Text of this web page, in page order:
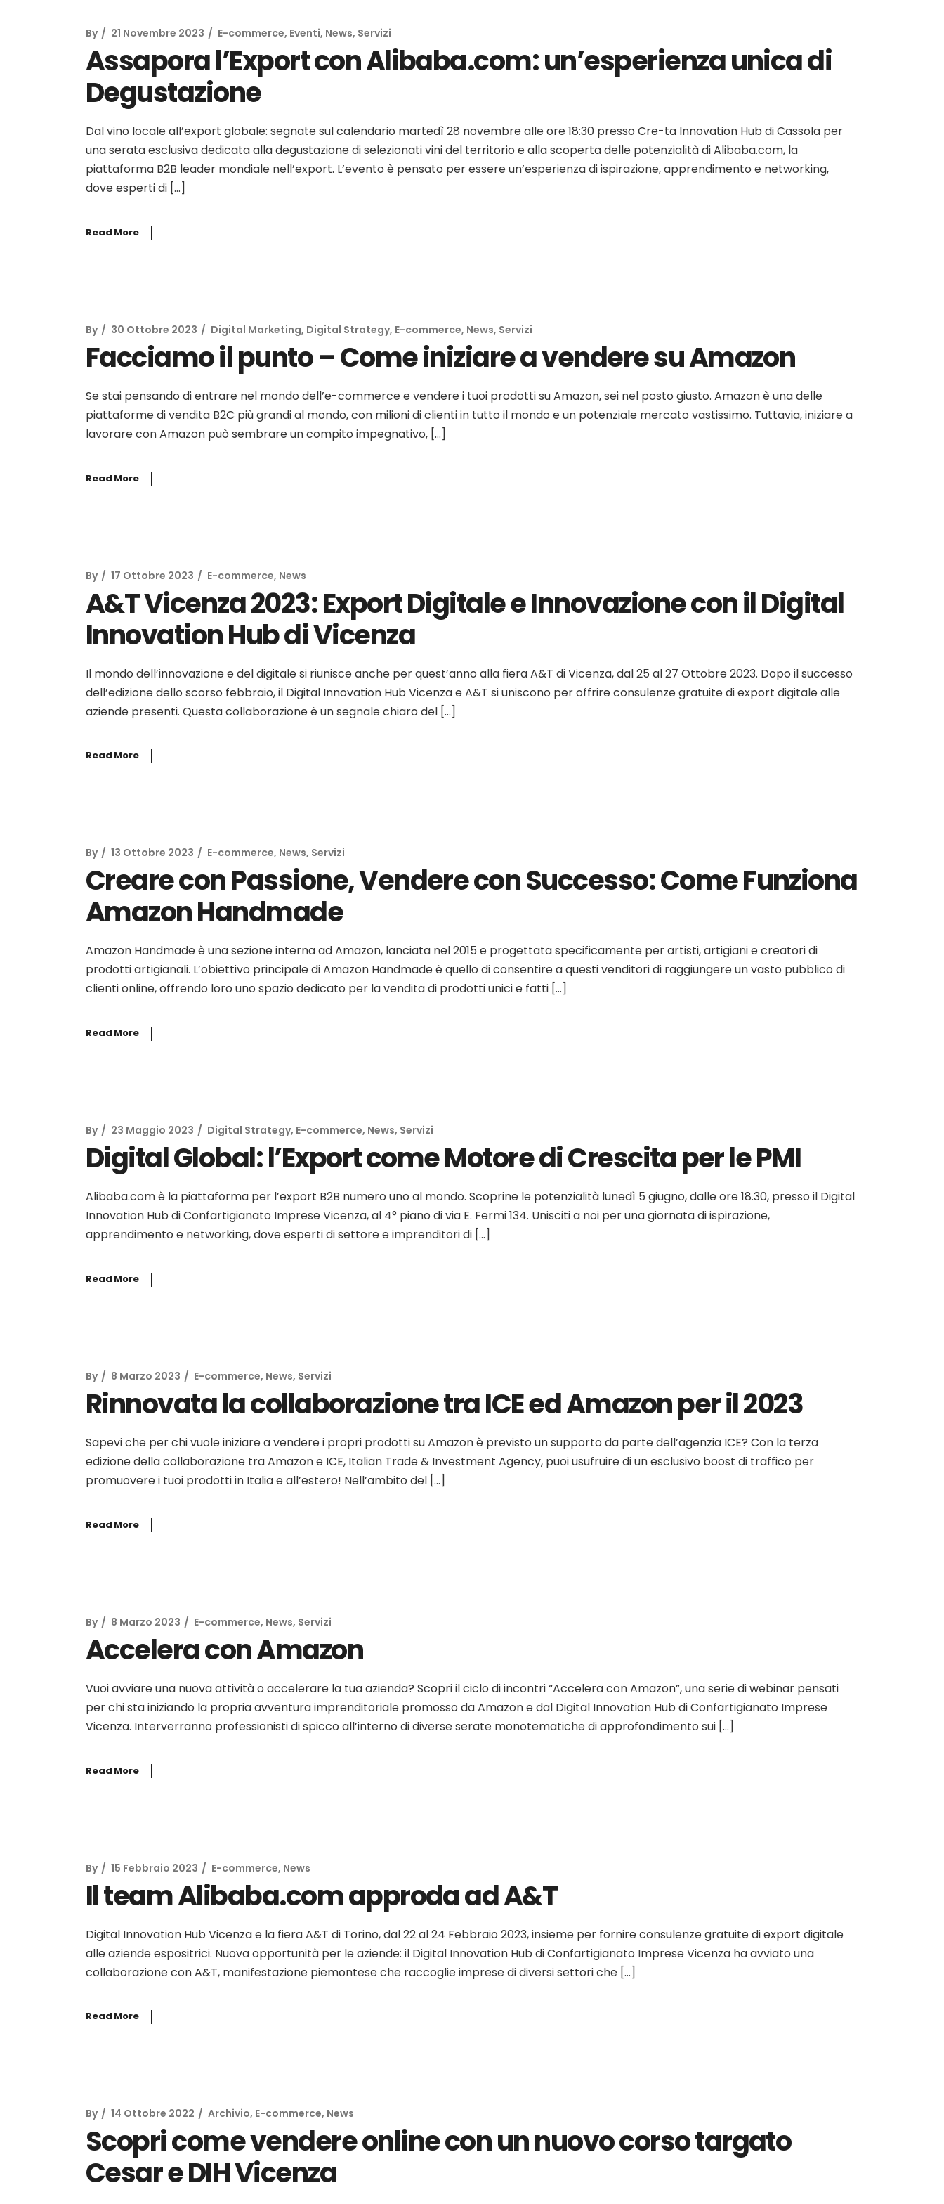
By 21 Novembre 2023 E-commerce, Eventi, News, Servizi
Assapora l’Export con Alibaba.com: un’esperienza unica di
Degustazione
Dal vino locale all’export globale: segnate sul calendario martedì 28 novembre alle ore 18:30 presso Cre-ta Innovation Hub di Cassola per
una serata esclusiva dedicata alla degustazione di selezionati vini del territorio e alla scoperta delle potenzialità di Alibaba.com, la
piattaforma B2B leader mondiale nell’export. L’evento è pensato per essere un’esperienza di ispirazione, apprendimento e networking,
dove esperti di […]
Read More
By 30 Ottobre 2023 Digital Marketing, Digital Strategy, E-commerce, News, Servizi
Facciamo il punto – Come iniziare a vendere su Amazon
Se stai pensando di entrare nel mondo dell’e-commerce e vendere i tuoi prodotti su Amazon, sei nel posto giusto. Amazon è una delle
piattaforme di vendita B2C più grandi al mondo, con milioni di clienti in tutto il mondo e un potenziale mercato vastissimo. Tuttavia, iniziare a
lavorare con Amazon può sembrare un compito impegnativo, […]
Read More
By 17 Ottobre 2023 E-commerce, News
A&T Vicenza 2023: Export Digitale e Innovazione con il Digital
Innovation Hub di Vicenza
Il mondo dell’innovazione e del digitale si riunisce anche per quest’anno alla fiera A&T di Vicenza, dal 25 al 27 Ottobre 2023. Dopo il successo
dell’edizione dello scorso febbraio, il Digital Innovation Hub Vicenza e A&T si uniscono per offrire consulenze gratuite di export digitale alle
aziende presenti. Questa collaborazione è un segnale chiaro del […]
Read More
By 13 Ottobre 2023 E-commerce, News, Servizi
Creare con Passione, Vendere con Successo: Come Funziona
Amazon Handmade
Amazon Handmade è una sezione interna ad Amazon, lanciata nel 2015 e progettata specificamente per artisti, artigiani e creatori di
prodotti artigianali. L’obiettivo principale di Amazon Handmade è quello di consentire a questi venditori di raggiungere un vasto pubblico di
clienti online, offrendo loro uno spazio dedicato per la vendita di prodotti unici e fatti […]
Read More
By 23 Maggio 2023 Digital Strategy, E-commerce, News, Servizi
Digital Global: l’Export come Motore di Crescita per le PMI
Alibaba.com è la piattaforma per l’export B2B numero uno al mondo. Scoprine le potenzialità lunedì 5 giugno, dalle ore 18.30, presso il Digital
Innovation Hub di Confartigianato Imprese Vicenza, al 4° piano di via E. Fermi 134. Unisciti a noi per una giornata di ispirazione,
apprendimento e networking, dove esperti di settore e imprenditori di […]
Read More
By 8 Marzo 2023 E-commerce, News, Servizi
Rinnovata la collaborazione tra ICE ed Amazon per il 2023
Sapevi che per chi vuole iniziare a vendere i propri prodotti su Amazon è previsto un supporto da parte dell’agenzia ICE? Con la terza
edizione della collaborazione tra Amazon e ICE, Italian Trade & Investment Agency, puoi usufruire di un esclusivo boost di traffico per
promuovere i tuoi prodotti in Italia e all’estero! Nell’ambito del […]
Read More
By 8 Marzo 2023 E-commerce, News, Servizi
Accelera con Amazon
Vuoi avviare una nuova attività o accelerare la tua azienda? Scopri il ciclo di incontri “Accelera con Amazon”, una serie di webinar pensati
per chi sta iniziando la propria avventura imprenditoriale promosso da Amazon e dal Digital Innovation Hub di Confartigianato Imprese
Vicenza. Interverranno professionisti di spicco all’interno di diverse serate monotematiche di approfondimento sui […]
Read More
By 15 Febbraio 2023 E-commerce, News
Il team Alibaba.com approda ad A&T
Digital Innovation Hub Vicenza e la fiera A&T di Torino, dal 22 al 24 Febbraio 2023, insieme per fornire consulenze gratuite di export digitale
alle aziende espositrici. Nuova opportunità per le aziende: il Digital Innovation Hub di Confartigianato Imprese Vicenza ha avviato una
collaborazione con A&T, manifestazione piemontese che raccoglie imprese di diversi settori che […]
Read More
By 14 Ottobre 2022 Archivio, E-commerce, News
Scopri come vendere online con un nuovo corso targato
Cesar e DIH Vicenza